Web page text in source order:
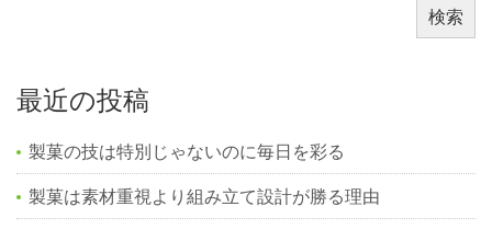
検索
最近の投稿
製菓の技は特別じゃないのに毎日を彩る
製菓は素材重視より組み立て設計が勝る理由